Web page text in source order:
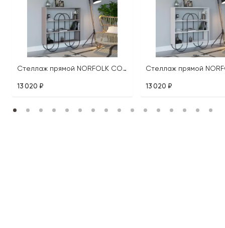
Стеллаж прямой NORFOLK CONSOLE
13 020 ₽ 13 020 ₽